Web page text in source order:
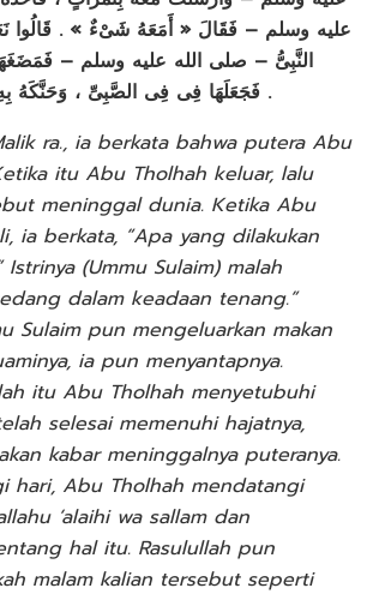
عليه وسلم – فَقَالَ « أَمَعَهُ شَىْءٌ » . قَالُوا
النَّبِىُّ – صلى الله عليه وسلم –
فَجَعَلَهَا فِى فِى الصَّبِىِّ ، وَحَنَّكَهُ بِهِ ، وَسَمَّاهُ عَبْدَ اللَّهِ .
ra., ia berkata bahwa putera Abu
itu Abu Tholhah keluar, lalu
meninggal dunia. Ketika Abu
ia berkata, “Apa yang dilakukan
(Ummu Sulaim) malah
dalam keadaan tenang.”
Sulaim pun mengeluarkan makan
ia pun menyantapnya.
itu Abu Tholhah menyetubuhi
selesai memenuhi hajatnya,
kabar meninggalnya puteranya.
hari, Abu Tholhah mendatangi
‘alaihi wa sallam dan
hal itu. Rasulullah pun
malam kalian tersebut seperti